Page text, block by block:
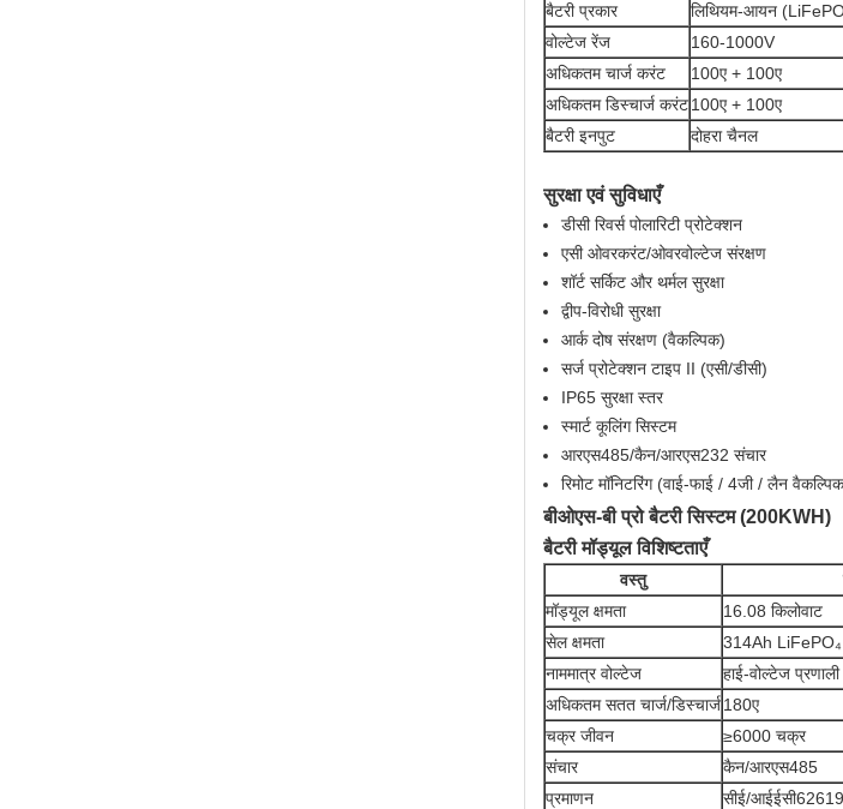
बैटरी प्रकार
लिथियम-आयन
वोल्टेज रेंज
160-1000V
अधिकतम चार्ज करंट
100ए + 100ए
अधिकतम डिस्चार्ज करंट100ए + 100ए
बैटरी इनपुट
दोहरा चैनल
सुरक्षा एवं सुविधाएँ
डीसी रिवर्स पोलारिटी प्रोटेक्शन
एसी ओवरकरंट/ओवरवोल्टेज संरक्षण
शॉर्ट सर्किट और थर्मल सुरक्षा
द्वीप-विरोधी सुरक्षा
आर्क दोष संरक्षण (वैकल्पिक)
सर्ज प्रोटेक्शन टाइप II (एसी/डीसी)
IP65 सुरक्षा स्तर
स्मार्ट कूलिंग सिस्टम
आरएस485/कैन/आरएस232 संचार
रिमोट मॉनिटरिंग (वाई-फाई / 4जी / लैन
बीओएस-बी प्रो बैटरी सिस्टम (200KWH)
बैटरी मॉड्यूल विशिष्टताएँ
वस्तु
मॉड्यूल क्षमता
16.08 किलोवाट
सेल क्षमता
314Ah LiFePO₄
नाममात्र वोल्टेज
हाई-वोल्टेज प्रणाली
अधिकतम सतत चार्ज/डिस्चार्ज180ए
चक्र जीवन
≥6000 चक्र
संचार
कैन/आरएस485
प्रमाणन
सीई/